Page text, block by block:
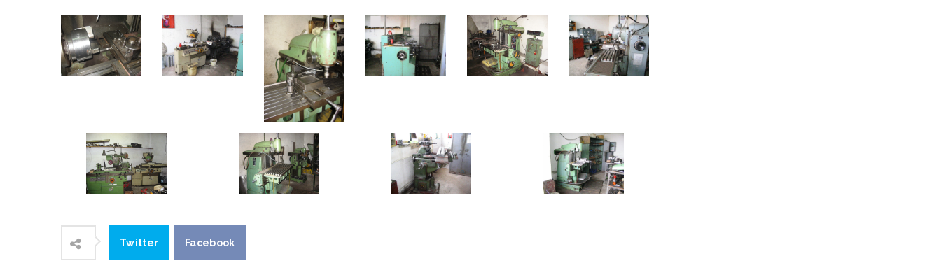
Twitter
Povezani sadržaj